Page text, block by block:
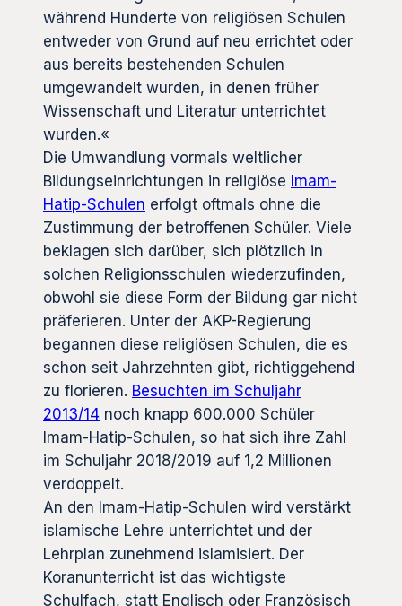
während Hunderte von religiösen Schulen
entweder von Grund auf neu errichtet oder
aus bereits bestehenden Schulen
umgewandelt wurden, in denen früher
Wissenschaft und Literatur unterrichtet
wurden.«
Die Umwandlung vormals weltlicher
Bildungseinrichtungen in religiöse Imam-
Hatip-Schulen erfolgt oftmals ohne die
Zustimmung der betroffenen Schüler. Viele
beklagen sich darüber, sich plötzlich in
solchen Religionsschulen wiederzufinden,
obwohl sie diese Form der Bildung gar nicht
präferieren. Unter der AKP-Regierung
begannen diese religiösen Schulen, die es
schon seit Jahrzehnten gibt, richtiggehend
zu florieren. Besuchten im Schuljahr
2013/14 noch knapp 600.000 Schüler
Imam-Hatip-Schulen, so hat sich ihre Zahl
im Schuljahr 2018/2019 auf 1,2 Millionen
verdoppelt.
An den Imam-Hatip-Schulen wird verstärkt
islamische Lehre unterrichtet und der
Lehrplan zunehmend islamisiert. Der
Koranunterricht ist das wichtigste
Schulfach, statt Englisch oder Französisch